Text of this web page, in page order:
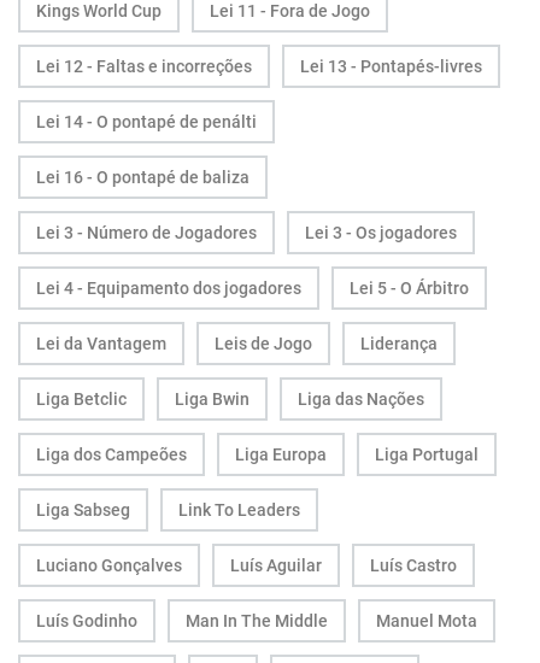
Kings World Cup Lei 11 - Fora de Jogo
Lei 12 - Faltas e incorreções Lei 13 - Pontapés-livres
Lei 14 - O pontapé de penálti
Lei 16 - O pontapé de baliza
Lei 3 - Número de Jogadores Lei 3 - Os jogadores
Lei 4 - Equipamento dos jogadores Lei 5 - O Árbitro
Lei da Vantagem Leis de Jogo Liderança
Liga Betclic Liga Bwin Liga das Nações
Liga dos Campeões Liga Europa Liga Portugal
Liga Sabseg Link To Leaders
Luciano Gonçalves Luís Aguilar Luís Castro
Luís Godinho Man In The Middle Manuel Mota